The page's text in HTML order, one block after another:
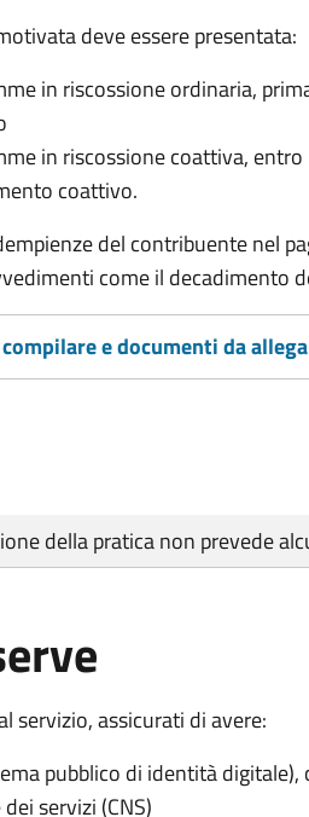
deve essere presentata:
in riscossione ordinaria,
in riscossione coattiva, entro
coattivo.
del contribuente nel
come il decadimento
e documenti da
della pratica non prevede
servizio, assicurati di avere:
pubblico di identità
servizi (CNS)